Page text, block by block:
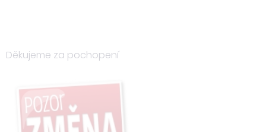
Děkujeme za pochopení